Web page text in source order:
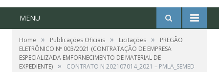
MENU
Home » Publicações Oficiais » Licitações »
PREGÃO
ELETRÔNICO Nº 003/2021 (CONTRATAÇÃO DE EMPRESA
ESPECIALIZADA EMFORNECIMENTO DE MATERIAL DE
EXPEDIENTE) » CONTRATO N 202107014_2021 – PMLA_SEMED